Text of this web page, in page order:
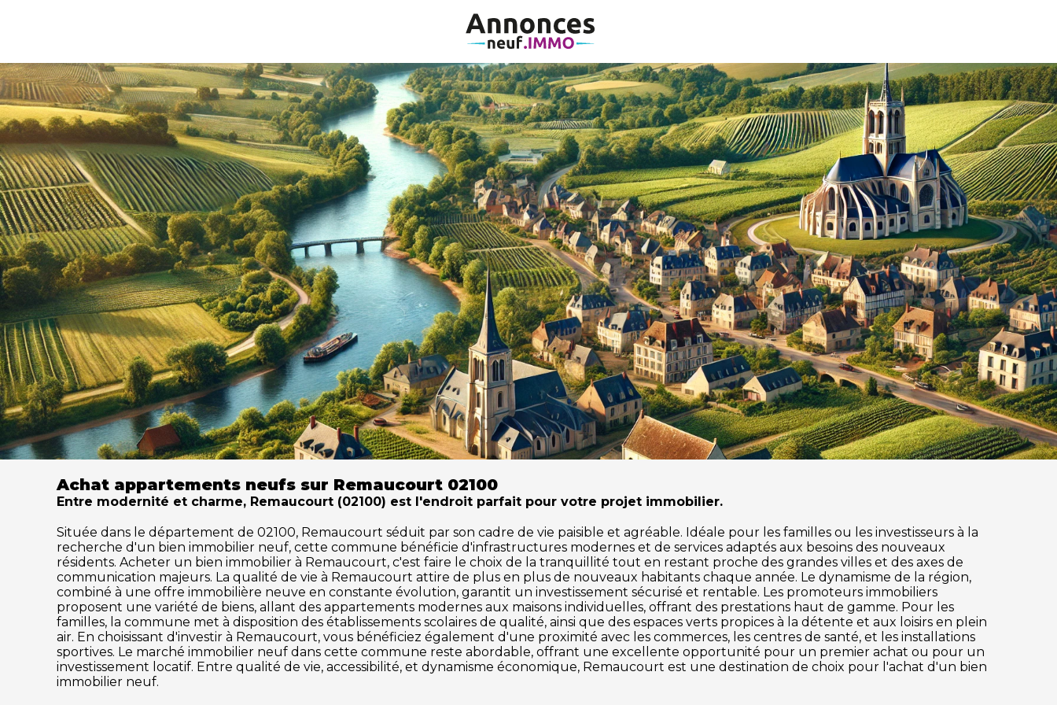
Achat appartements neufs sur Remaucourt 02100
Entre modernité et charme, Remaucourt (02100) est l'endroit parfait pour votre projet immobilier.
Située dans le département de 02100, Remaucourt séduit par son cadre de vie paisible et agréable. Idéale pour les familles ou les investisseurs à la
recherche d'un bien immobilier neuf, cette commune bénéficie d'infrastructures modernes et de services adaptés aux besoins des nouveaux
résidents. Acheter un bien immobilier à Remaucourt, c'est faire le choix de la tranquillité tout en restant proche des grandes villes et des axes de
communication majeurs. La qualité de vie à Remaucourt attire de plus en plus de nouveaux habitants chaque année. Le dynamisme de la région,
combiné à une offre immobilière neuve en constante évolution, garantit un investissement sécurisé et rentable. Les promoteurs immobiliers
proposent une variété de biens, allant des appartements modernes aux maisons individuelles, offrant des prestations haut de gamme. Pour les
familles, la commune met à disposition des établissements scolaires de qualité, ainsi que des espaces verts propices à la détente et aux loisirs en plein
air. En choisissant d'investir à Remaucourt, vous bénéficiez également d'une proximité avec les commerces, les centres de santé, et les installations
sportives. Le marché immobilier neuf dans cette commune reste abordable, offrant une excellente opportunité pour un premier achat ou pour un
investissement locatif. Entre qualité de vie, accessibilité, et dynamisme économique, Remaucourt est une destination de choix pour l'achat d'un bien
immobilier neuf.